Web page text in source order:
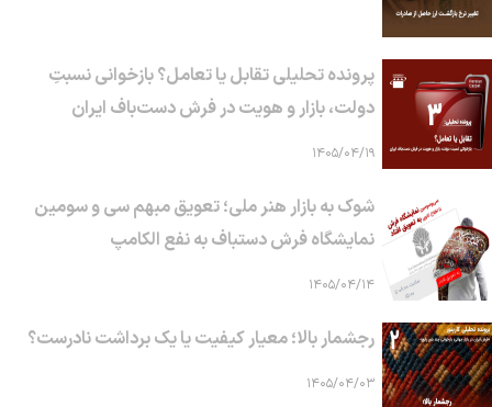
پرونده تحلیلی تقابل یا تعامل؟ بازخوانی نسبتِ
دولت، بازار و هویت در فرش دست‌باف ایران
۱۴۰۵/۰۴/۱۹
شوک به بازار هنر ملی؛ تعویق مبهم سی و سومین
نمایشگاه فرش دستباف به نفع الکامپ
۱۴۰۵/۰۴/۱۴
رجشمار بالا؛ معیار کیفیت یا یک برداشت نادرست؟
۱۴۰۵/۰۴/۰۳